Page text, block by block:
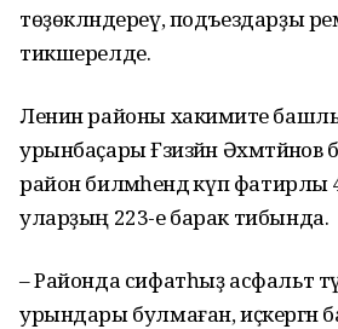
төҙөкләндереү, подъездарҙы
тикшерелде.
Ленин районы хакимиәте
урынбаҫары Ғәзизйән Әхмәтйәнов
район биләмәһендә күп фатирлы
уларҙың 223-е барак тибында.
– Районда сифатһыҙ асфальт
урындары булмаған, иҫкергән